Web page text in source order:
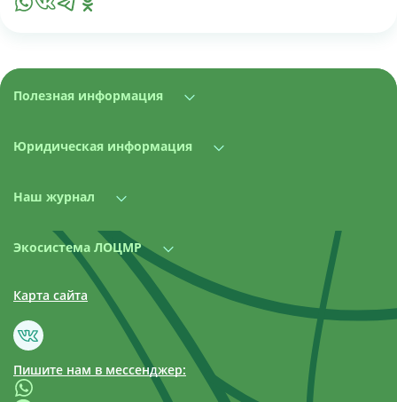
Полезная информация
Юридическая информация
Наш журнал
Экосистема ЛОЦМР
Карта сайта
Пишите нам в мессенджер: